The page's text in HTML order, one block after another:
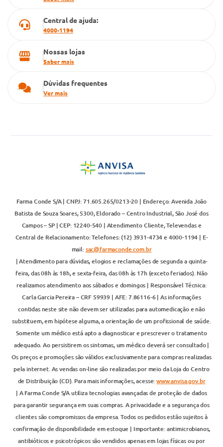
Central de ajuda:
4000-1194
Nossas lojas
Saber mais
Dúvidas frequentes
Ver mais
Farma Conde S/A | CNPJ: 71.605.265/0213-20 | Endereço: Avenida João
Batista de Souza Soares, 5300, Eldorado – Centro Industrial, São José dos
Campos – SP | CEP: 12240-540 | Atendimento Cliente, Televendas e
Central de Relacionamento: Telefones: (12) 3931-4734 e 4000-1194 | E-
mail:sac@farmaconde.com.br
| Atendimento para dúvidas, elogios e reclamações de segunda a quinta-
feira, das 08h às 18h, e sexta-feira, das 08h às 17h (exceto feriados). Não
realizamos atendimento aos sábados e domingos | Responsável Técnica:
Carla Garcia Pereira – CRF 59939 | AFE: 7.86116-6 | As informações
contidas neste site não devem ser utilizadas para automedicação e não
substituem, em hipótese alguma, a orientação de um profissional de saúde.
Somente um médico está apto a diagnosticar e prescrever o tratamento
adequado. Ao persistirem os sintomas, um médico deverá ser consultado |
Os preços e promoções são válidos exclusivamente para compras realizadas
pela internet. As vendas on-line são realizadas por meio da Loja do Centro
de Distribuição (CD). Para mais informações, acesse:www.anvisa.gov.br
| A Farma Conde S/A utiliza tecnologias avançadas de proteção de dados
para garantir segurança em suas compras. A privacidade e a segurança dos
clientes são compromissos da empresa. Todos os pedidos estão sujeitos à
confirmação de disponibilidade em estoque | Importante: antimicrobianos,
antibióticos e psicotrópicos são vendidos apenas em lojas físicas ou por